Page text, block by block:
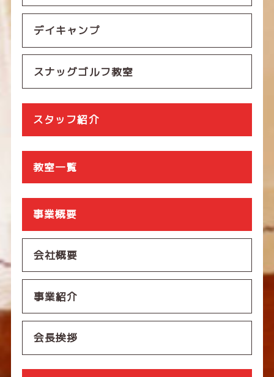
デイキャンプ
スナッグゴルフ教室
スタッフ紹介
教室一覧
事業概要
会社概要
事業紹介
会長挨拶